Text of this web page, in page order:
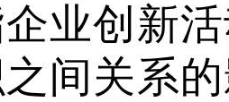
企业创新
间关系